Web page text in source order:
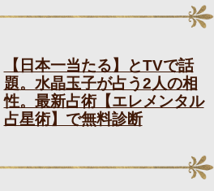
【日本一当たる】とTVで話
題。水晶玉子が占う2人の相
性。最新占術【エレメンタル
占星術】で無料診断